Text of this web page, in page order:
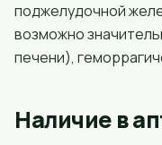
поджелудочной
возможно
печени),
Наличие в